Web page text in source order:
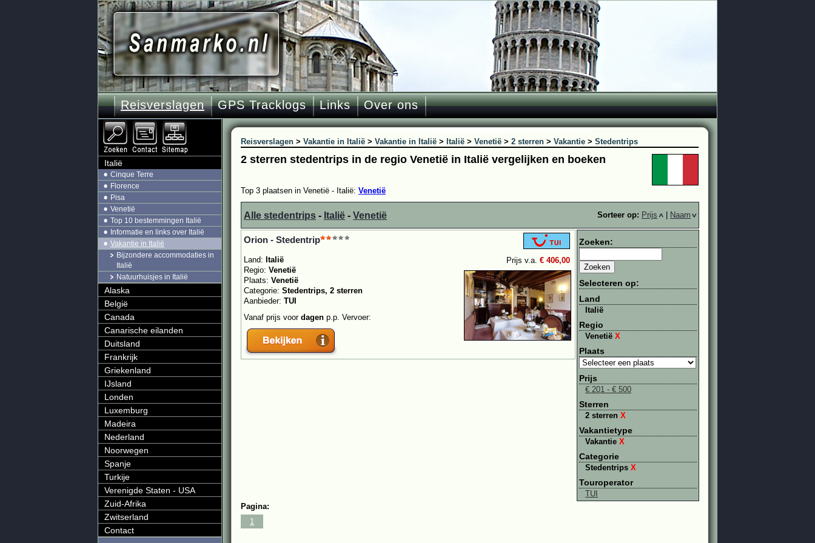
Reisverslagen GPS Tracklogs Links Over ons
Reisverslagen > Vakantie in Italië > Vakantie in Italië > Italië > Venetië > 2 sterren > Vakantie > Stedentrips
2 sterren stedentrips in de regio Venetië in Italië vergelijken en boeken
Top 3 plaatsen in Venetië - Italië: Venetië
Alle stedentrips - Italië - Venetië Sorteer op: Prijs Naam
Orion - Stedentrip
Prijs v.a. € 406,00
Land: Italië
Regio: Venetië
Plaats: Venetië
Categorie: Stedentrips, 2 sterren
Aanbieder: TUI
Vanaf prijs voor dagen p.p. Vervoer:
Zoeken:
Selecteren op:
Land
Italië
Regio
Venetië X
Plaats
Prijs
€ 201 - € 500
Sterren
2 sterren X
Vakantietype
Vakantie X
Categorie
Stedentrips X
Touroperator
TUI
Pagina:
1
Italië
Cinque Terre
Florence
Pisa
Venetië
Top 10 bestemmingen Italië
Informatie en links over Italië
Vakantie in Italië
Bijzondere accommodaties in
Italië
Natuurhuisjes in Italië
Alaska
België
Canada
Canarische eilanden
Duitsland
Frankrijk
Griekenland
IJsland
Londen
Luxemburg
Madeira
Nederland
Noorwegen
Spanje
Turkije
Verenigde Staten - USA
Zuid-Afrika
Zwitserland
Contact